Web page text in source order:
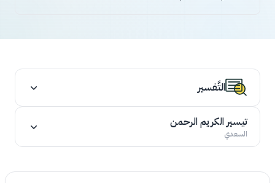
التَّفسير
تيسير الكريم الرحمن
السعدي